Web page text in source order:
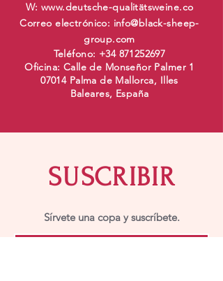
W: www.deutsche-qualitätsweine.co
Correo electrónico: info@black-sheep-
group.com
Teléfono: +34 871252697
Oficina: Calle de Monseñor Palmer 1
07014 Palma de Mallorca, Illes
Baleares, España
SUSCRIBIR
Sírvete una copa y suscríbete.